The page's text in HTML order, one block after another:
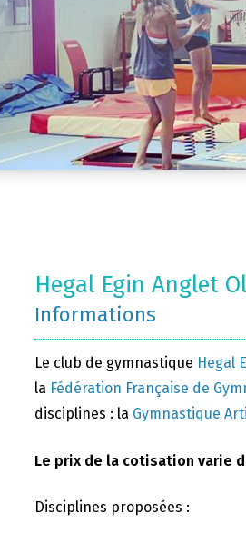
Hegal Egin Anglet
Informations
Le club de gymnastique Hegal
la Fédération Française de
disciplines : la Gymnastique
Le prix de la cotisation varie
Disciplines proposées :